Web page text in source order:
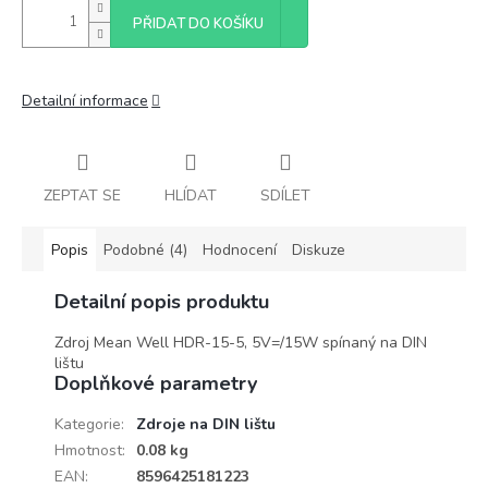
PŘIDAT DO KOŠÍKU
Detailní informace
ZEPTAT SE HLÍDAT SDÍLET
Popis Podobné (4) Hodnocení Diskuze
Detailní popis produktu
Zdroj Mean Well HDR-15-5, 5V=/15W spínaný na DIN
lištu
Doplňkové parametry
Kategorie:
Zdroje na DIN lištu
Hmotnost:
0.08 kg
EAN: 8596425181223